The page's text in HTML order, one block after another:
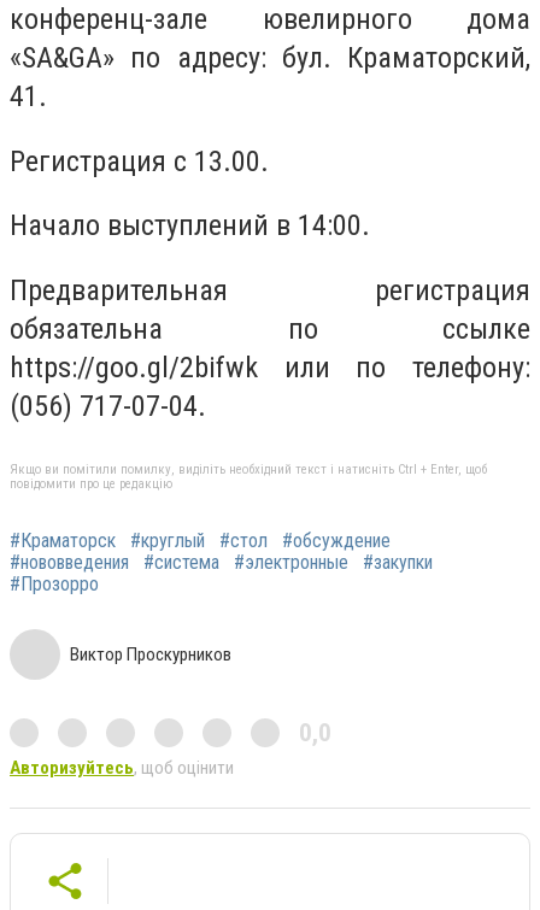
конференц-зале ювелирного дома
«SA&GA» по адресу: бул. Краматорский,
41.
Регистрация с 13.00.
Начало выступлений в 14:00.
Предварительная регистрация
обязательна по ссылке
https://goo.gl/2bifwk или по телефону:
(056) 717-07-04.
Якщо ви помітили помилку, виділіть необхідний текст і натисніть Ctrl + Enter, щоб
повідомити про це редакцію
#Краматорск #круглый #стол
#обсуждение
#нововведения
#система #электронные
#закупки
#Прозорро
Виктор Проскурников
0,0
Авторизуйтесь, щоб оцінити